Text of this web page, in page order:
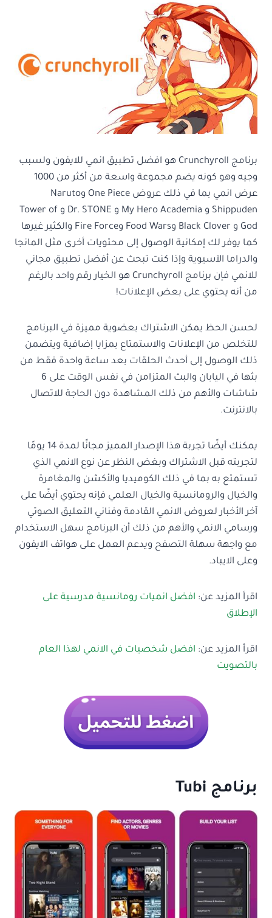
برنامج Crunchyroll هو افضل تطبيق انمي للايفون ولسبب
وجيه وهو كونه يضم مجموعة واسعة من أكثر من 1000
عرض انمي بما في ذلك عروض One Piece وNaruto
Shippuden و My Hero Academia و Dr. STONE و Tower of
God و Black Clover وFood Wars وFire Force والكثير غيرها
كما يوفر لك إمكانية الوصول إلى محتويات أخرى مثل المانجا
والدراما الآسيوية وإذا كنت تبحث عن أفضل تطبيق مجاني
للانمي فإن برنامج Crunchyroll هو الخيار رقم واحد بالرغم
من أنه يحتوي على بعض الإعلانات!
لحسن الحظ يمكن الاشتراك بعضوية مميزة في البرنامج
للتخلص من الإعلانات والاستمتاع بمزايا إضافية ويتضمن
ذلك الوصول إلى أحدث الحلقات بعد ساعة واحدة فقط من
بثها في اليابان والبث المتزامن في نفس الوقت على 6
شاشات والأهم من ذلك المشاهدة دون الحاجة للاتصال
بالانترنت.
يمكنك أيضًا تجربة هذا الإصدار المميز مجانًا لمدة 14 يومًا
لتجربته قبل الاشتراك وبغض النظر عن نوع الانمي الذي
تستمتع به بما في ذلك الكوميديا والأكشن والمغامرة
والخيال والرومانسية والخيال العلمي فإنه يحتوي أيضًا على
آخر الأخبار لعروض الانمي القادمة وفناني التعليق الصوتي
ورسامي الانمي والأهم من ذلك أن البرنامج سهل الاستخدام
مع واجهة سهلة التصفح ويدعم العمل على هواتف الايفون
وعلى الايباد.
اقرأ المزيد عن: افضل انميات رومانسية مدرسية على
الإطلاق
اقرأ المزيد عن: افضل شخصيات في الانمي لهذا العام
بالتصويت
برنامج Tubi